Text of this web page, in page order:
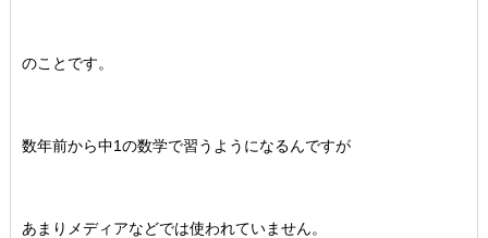
のことです。
数年前から中1の数学で習うようになるんですが
あまりメディアなどでは使われていません。